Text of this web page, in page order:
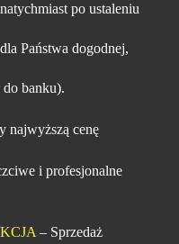
po ustaleniu
Państwa dogodnej,
banku).
najwyższą cenę
i profesjonalne
– Sprzedaż